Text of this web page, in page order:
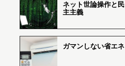
ネット世論操作と民
主主義
ガマンしない省エネ